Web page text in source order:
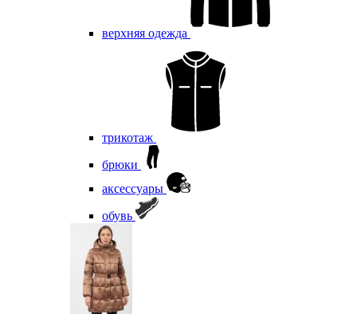
верхняя одежда
трикотаж
брюки
аксессуары
обувь